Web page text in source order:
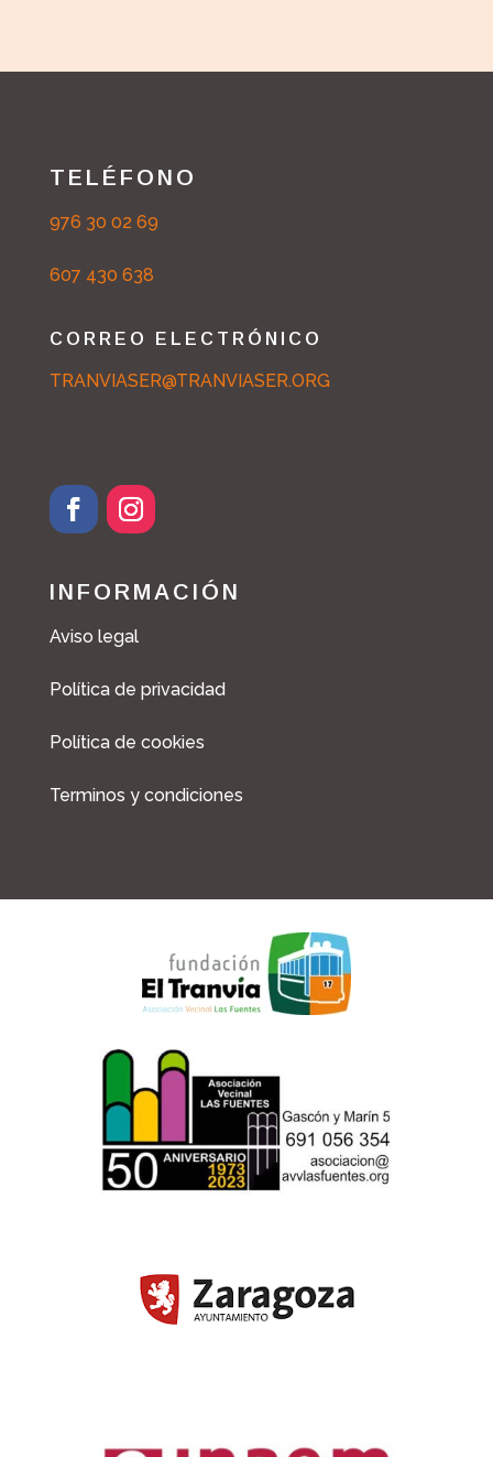
TELÉFONO
976 30 02 69
607 430 638
CORREO ELECTRÓNICO
TRANVIASER@TRANVIASER.ORG
INFORMACIÓN
Aviso legal
Política de privacidad
Política de cookies
Terminos y condiciones